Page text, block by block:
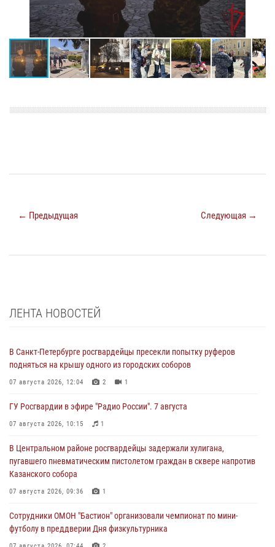
← Предыдущая Следующая →
ЛЕНТА НОВОСТЕЙ
В Санкт-Петербурге росгвардейцы пресекли попытку руферов
подняться на крышу одного из городских соборов
07 августа 2026, 12:04 2 1
ГУ Росгвардии в эфире "Радио России". 7 августа
07 августа 2026, 10:15 1
В Центральном районе росгвардейцы задержали хулигана,
пугавшего пневматическим пистолетом граждан в сквере напротив
Казанского собора
07 августа 2026, 09:36 1
Сотрудники ОМОН "Бастион" организовали чемпионат по мини-
футболу в преддверии Дня физкультурника